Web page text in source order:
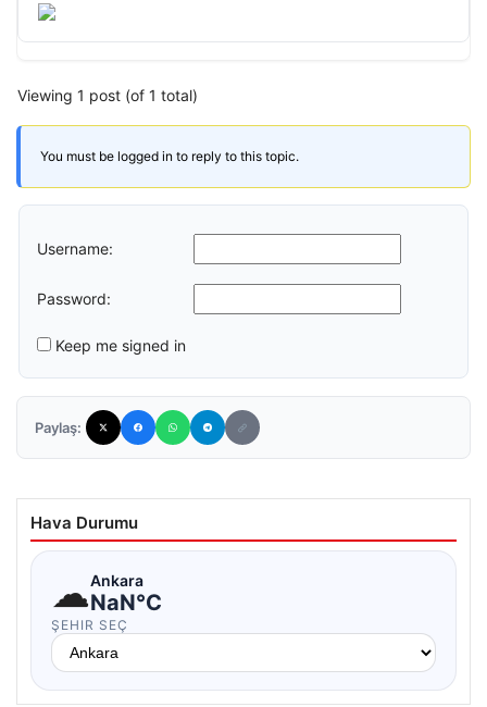
Viewing 1 post (of 1 total)
You must be logged in to reply to this topic.
Username:
Password:
Keep me signed in
Paylaş:
Hava Durumu
☁Ankara
NaN°C
ŞEHIR SEÇ